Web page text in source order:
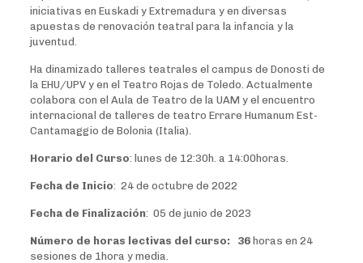
iniciativas en Euskadi y Extremadura y en diversas
apuestas de renovación teatral para la infancia y la
juventud.
Ha dinamizado talleres teatrales el campus de Donosti de
la EHU/UPV y en el Teatro Rojas de Toledo. Actualmente
colabora con el Aula de Teatro de la UAM y el encuentro
internacional de talleres de teatro Errare Humanum Est-
Cantamaggio de Bolonia (Italia).
Horario del Curso: lunes de 12:30h. a 14:00horas.
Fecha de Inicio: 24 de octubre de 2022
Fecha de Finalización: 05 de junio de 2023
Número de horas lectivas del curso: 36horas en 24
sesiones de 1hora y media.